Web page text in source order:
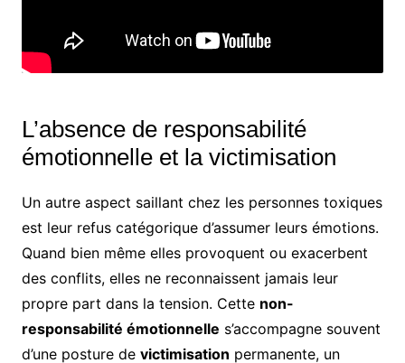
L’absence de responsabilité
émotionnelle et la victimisation
Un autre aspect saillant chez les personnes toxiques
est leur refus catégorique d’assumer leurs émotions.
Quand bien même elles provoquent ou exacerbent
des conflits, elles ne reconnaissent jamais leur
propre part dans la tension. Cette non-
responsabilité émotionnelle s’accompagne souvent
d’une posture de victimisation permanente, un